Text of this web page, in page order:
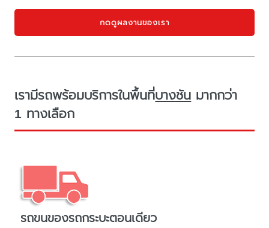
กดดูผลงานของเรา
เรามีรถพร้อมบริการในพื้นที่บางชัน มากกว่า
1 ทางเลือก
รถขนของรถกระบะตอนเดียว